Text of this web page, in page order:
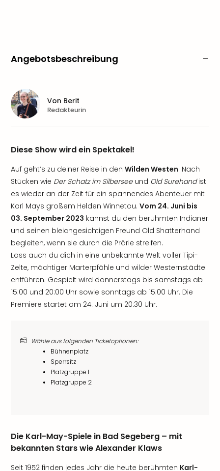
Angebotsbeschreibung
Diese Show wird ein Spektakel!
Auf geht’s zu deiner Reise in den Wilden Westen! Nach
Stücken wie Der Schatz im Silberseeund Old Surehandist
es wieder an der Zeit für ein spannendes Abenteuer mit
Karl Mays großem Helden Winnetou. Vom 24. Juni bis
03. September 2023 kannst du den berühmten Indianer
und seinen bleichgesichtigen Freund Old Shatterhand
begleiten, wenn sie durch die Prärie streifen.
Lass auch du dich in eine unbekannte Welt voller Tipi-
Zelte, mächtiger Marterpfähle und wilder Westernstädte
entführen. Gespielt wird donnerstags bis samstags ab
15:00 und 20:00 Uhr sowie sonntags ab 15:00 Uhr. Die
Premiere startet am 24. Juni um 20:30 Uhr.
Wähle aus folgenden Ticketoptionen:
Bühnenplatz
Sperrsitz
Platzgruppe 1
Platzgruppe 2
Die Karl-May-Spiele in Bad Segeberg – mit
bekannten Stars wie Alexander Klaws
Seit 1952 finden jedes Jahr die heute berühmten Karl-
Von Berit
Redakteurin